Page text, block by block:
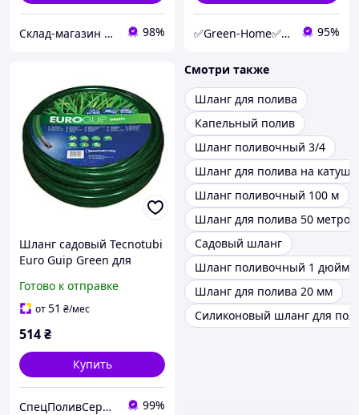
Склад-магазин " Свояк " 98% ✅Green-Home✅Интернет-магазин для сада, дома и авто. 95%
Шланг садовый Tecnotubi
Euro Guip Green для
дюйма, длина 20 м (EGG
1/2 20)
Готово к отправке
от51 ₴/мес
514₴
Купить
СпецПоливСервис - cистемы автоматического полива Hunter. 99%
Смотри также
Шланг для полива
Капельный полив
Шланг поливочный 3/4
Шланг для полива на
Шланг поливочный 100 м
Шланг для полива 50 метров
Садовый шланг
Шланг поливочный 1 дюйм
Шланг для полива 20 мм
Силиконовый шланг для